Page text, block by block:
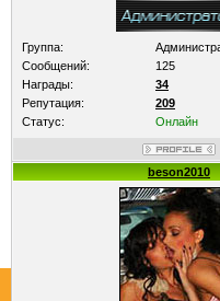
Группа:
Сообщений:
125
Награды:
34
Репутация:
209
Статус:
Онлайн
beson2010